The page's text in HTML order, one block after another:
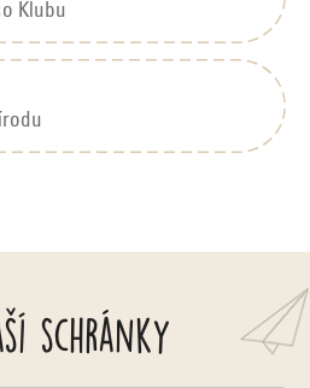
Klubu
schránky